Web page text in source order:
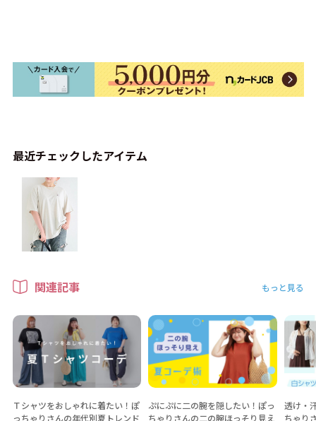
最近チェックしたアイテム
関連記事 もっと見る
Ｔシャツをおしゃれに着たい！ぽ
っちゃりさんの年代別夏トレンド
ぷにぷに二の腕を隠したい！ぽっ
ちゃりさんの二の腕ほっそり見え
透け・
ちゃり